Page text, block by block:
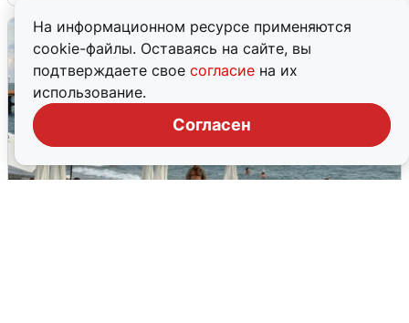
На информационном ресурсе применяются
cookie-файлы. Оставаясь на сайте, вы
подтверждаете свое согласие на их
использование.
Согласен